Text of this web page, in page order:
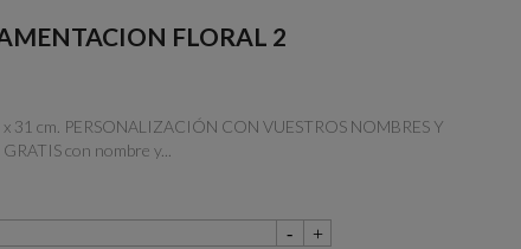
FLORAL 2
31 cm. PERSONALIZACIÓN CON VUESTROS NOMBRES Y
con nombre y...